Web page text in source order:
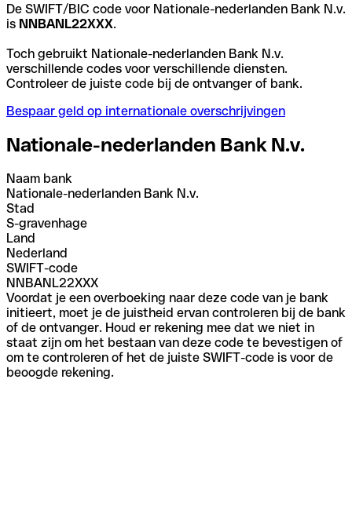
De SWIFT/BIC code voor Nationale-nederlanden Bank N.v.
is NNBANL22XXX.
Toch gebruikt Nationale-nederlanden Bank N.v.
verschillende codes voor verschillende diensten.
Controleer de juiste code bij de ontvanger of bank.
Bespaar geld op internationale overschrijvingen
Nationale-nederlanden Bank N.v.
Naam bank
Nationale-nederlanden Bank N.v.
Stad
S-gravenhage
Land
Nederland
SWIFT-code
NNBANL22XXX
Voordat je een overboeking naar deze code van je bank
initieert, moet je de juistheid ervan controleren bij de bank
of de ontvanger. Houd er rekening mee dat we niet in
staat zijn om het bestaan van deze code te bevestigen of
om te controleren of het de juiste SWIFT-code is voor de
beoogde rekening.